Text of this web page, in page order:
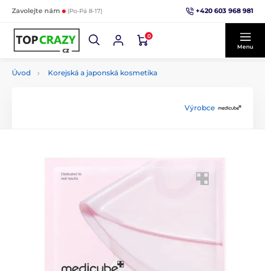
Zavolejte nám (Po-Pá 8-17) +420 603 968 981
0
Menu
Úvod Korejská a japonská kosmetika
Výrobce